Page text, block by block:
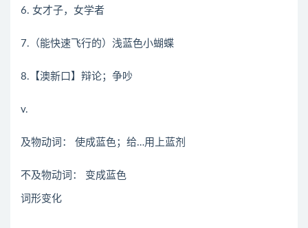
6. 女才子，女学者
7.（能快速飞行的）浅蓝色小蝴蝶
8.【澳新口】辩论；争吵
v.
及物动词： 使成蓝色；给…用上蓝剂
不及物动词： 变成蓝色
词形变化